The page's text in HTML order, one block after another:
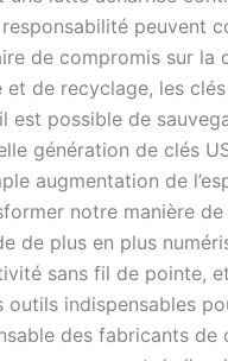
peuvent
de compromis sur la
de recyclage, les
est possible de
génération de clés
augmentation de
notre manière de
de plus en plus
sans fil de pointe,
indispensables
des fabricants de